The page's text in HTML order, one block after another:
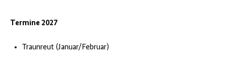
Termine 2027
Traunreut (Januar/Februar)